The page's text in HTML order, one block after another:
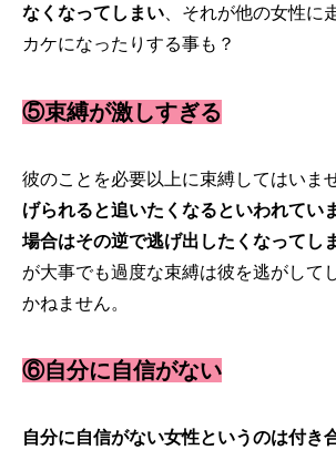
なくなってしまい 、それが他の女性に
カケになったりする事も？
⑤束縛が激しすぎる
彼のことを必要以上に束縛してはいま
げられると追いたくなるといわれてい
場合はその逆で逃げ出したくなってし
が大事でも過度な束縛は彼を逃がして
かねません。
⑥自分に自信がない
自分に自信がない女性というのは付き